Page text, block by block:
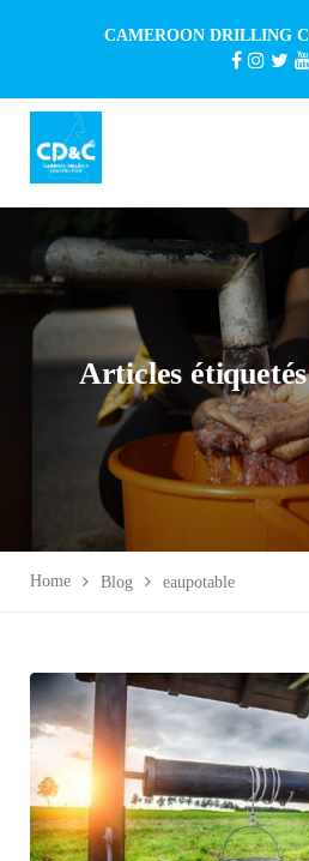
CAMEROON DRILLING
Articles
Home Blog eaupotable